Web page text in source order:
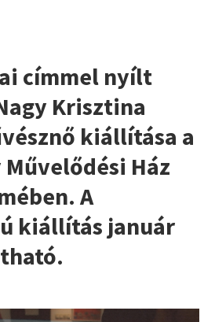
címmel nyílt
Krisztina
kiállítása a
Ház
A
kiállítás január